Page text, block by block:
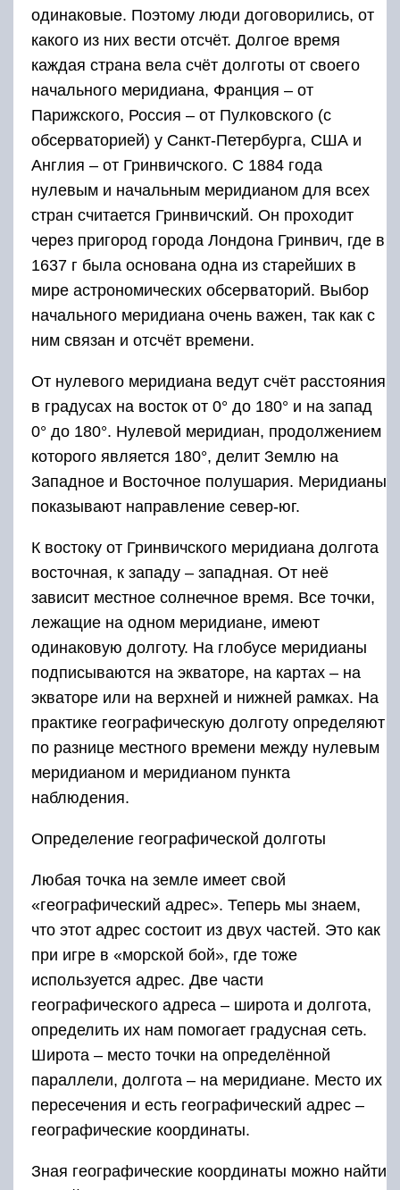
одинаковые. Поэтому люди договорились, от
какого из них вести отсчёт. Долгое время
каждая страна вела счёт долготы от своего
начального меридиана, Франция – от
Парижского, Россия – от Пулковского (с
обсерваторией) у Санкт-Петербурга, США и
Англия – от Гринвичского. С 1884 года
нулевым и начальным меридианом для всех
стран считается Гринвичский. Он проходит
через пригород города Лондона Гринвич, где в
1637 г была основана одна из старейших в
мире астрономических обсерваторий. Выбор
начального меридиана очень важен, так как с
ним связан и отсчёт времени.
От нулевого меридиана ведут счёт расстояния
в градусах на восток от 0° до 180° и на запад
0° до 180°. Нулевой меридиан, продолжением
которого является 180°, делит Землю на
Западное и Восточное полушария. Меридианы
показывают направление север-юг.
К востоку от Гринвичского меридиана долгота
восточная, к западу – западная. От неё
зависит местное солнечное время. Все точки,
лежащие на одном меридиане, имеют
одинаковую долготу. На глобусе меридианы
подписываются на экваторе, на картах – на
экваторе или на верхней и нижней рамках. На
практике географическую долготу определяют
по разнице местного времени между нулевым
меридианом и меридианом пункта
наблюдения.
Определение географической долготы
Любая точка на земле имеет свой
«географический адрес». Теперь мы знаем,
что этот адрес состоит из двух частей. Это как
при игре в «морской бой», где тоже
используется адрес. Две части
географического адреса – широта и долгота,
определить их нам помогает градусная сеть.
Широта – место точки на определённой
параллели, долгота – на меридиане. Место их
пересечения и есть географический адрес –
географические координаты.
Зная географические координаты можно найти